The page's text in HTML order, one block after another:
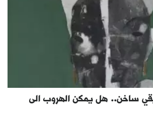
ساخن.. هل يمكن الهروب الى